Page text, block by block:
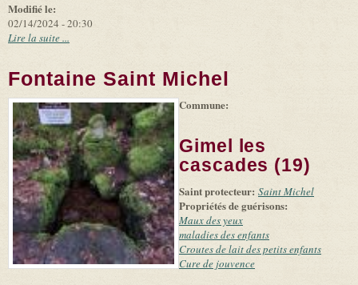
Modifié le:
02/14/2024 - 20:30
Lire la suite ...
Fontaine Saint Michel
-
Leaflet (link is
|
Tiles
(link is
external)
©
Microsoft
and
suppliers
Commune:
Gimel les
cascades (19)
Saint protecteur: Saint Michel
Propriétés de guérisons:
Maux des yeux
maladies des enfants
Croutes de lait des petits enfants
Cure de jouvence